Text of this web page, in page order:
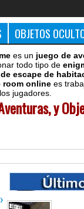
OBJETOS
es un juego de
todo tipo de
escape de
room online es
jugadores.
y